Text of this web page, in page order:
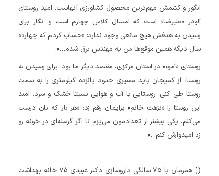
انگور و کشمش مهم‌ترین محصول کشاورزی آنهاست. امید روستای
آلودر «علیرضا» است که امسال کلاس چهارم است و انگار برای
رسیدن به هدفش هیچ مانعی وجود ندارد: «حساب کردم که چهارده
سال دیگه همین موقع‌ها من یه مهندس برق شدم…».
روستای «آمره» در استان مرکزی، مقصد دیگر ما بود. برای رسیدن به
روستا، از کمیجان باید مسیری حدود پانزده کیلومتری را به سمت
روستا طی کنی. روستایی با آب و هوایی نسبتا خشک و سرد. امید
این روستا را «نزهت خانم» برایمان رقم زد: «هر بار که نان درست
می‌کنم، یکی بیشتر از تعدادمون می‌پزم تا اگر گرسنه‌ای در خونه رو
زد امیدوارش کنم…».
(( همزمان با ۷۵ سالگی داروسازی دکتر عبیدی ۷۵ خانه بهداشت